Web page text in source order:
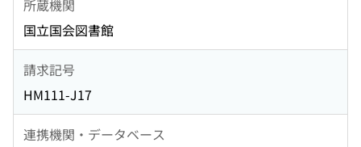
所蔵機関
国立国会図書館
請求記号
HM111-J17
連携機関・データベース